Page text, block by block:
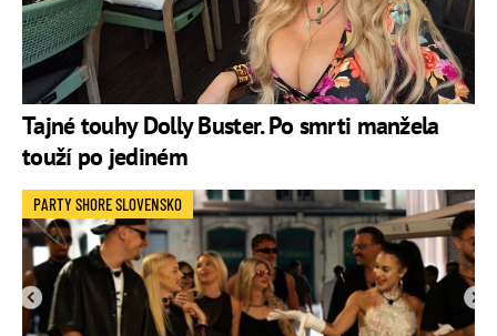
Tajné touhy Dolly Buster. Po smrti manžela
touží po jediném
PARTY SHORE SLOVENSKO